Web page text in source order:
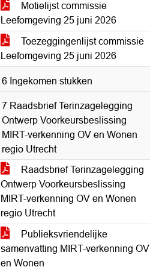
Motielijst commissie
Leefomgeving 25 juni 2026
Toezeggingenlijst commissie
Leefomgeving 25 juni 2026
6 Ingekomen stukken
7 Raadsbrief Terinzagelegging
Ontwerp Voorkeursbeslissing
MIRT-verkenning OV en Wonen
regio Utrecht
Raadsbrief Terinzagelegging
Ontwerp Voorkeursbeslissing
MIRT-verkenning OV en Wonen
regio Utrecht
Publieksvriendelijke
samenvatting MIRT-verkenning OV
en Wonen